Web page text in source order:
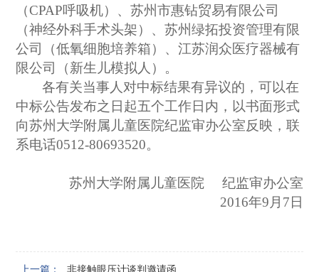
（CPAP呼吸机）、苏州市惠钻贸易有限公司
（神经外科手术头架）、苏州绿拓投资管理有限
公司（低氧细胞培养箱）、江苏润众医疗器械有
限公司（新生儿模拟人 ）。
各有关当事人对中标结果有异议的，可以在
中标公告发布之日起五个工作日内，以书面形式
向苏州大学附属儿童医院纪监审办公室反映，联
系电话0512-80693520。
苏州大学附属儿童医院 纪监审办公室
2016年9月7日
上一篇：
非接触眼压计谈判邀请函